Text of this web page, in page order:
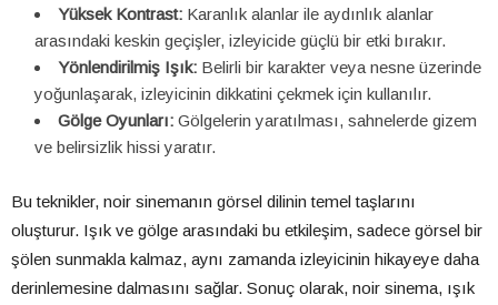
Yüksek Kontrast: Karanlık alanlar ile aydınlık alanlar
arasındaki keskin geçişler, izleyicide güçlü bir etki bırakır.
Yönlendirilmiş Işık: Belirli bir karakter veya nesne üzerinde
yoğunlaşarak, izleyicinin dikkatini çekmek için kullanılır.
Gölge Oyunları: Gölgelerin yaratılması, sahnelerde gizem
ve belirsizlik hissi yaratır.
Bu teknikler, noir sinemanın görsel dilinin temel taşlarını
oluşturur. Işık ve gölge arasındaki bu etkileşim, sadece görsel bir
şölen sunmakla kalmaz, aynı zamanda izleyicinin hikayeye daha
derinlemesine dalmasını sağlar. Sonuç olarak, noir sinema, ışık